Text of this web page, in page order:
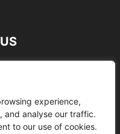
experience,
and analyse our traffic.
to our use of cookies.